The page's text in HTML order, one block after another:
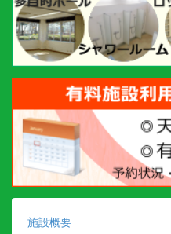
施設概要